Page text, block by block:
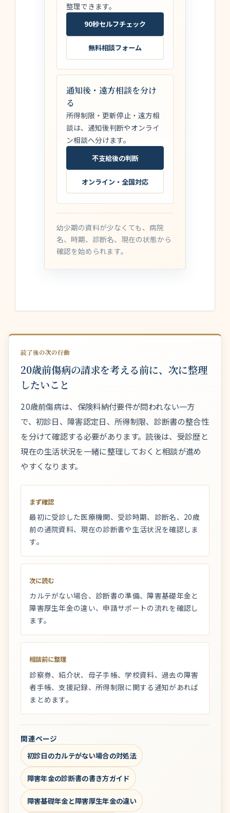
整理できます。
90秒セルフチェック
無料相談フォーム
通知後・遠方相談を分け
る
所得制限・更新停止・遠方相
談は、通知後判断やオンライ
ン相談へ分けます。
不支給後の判断
オンライン・全国対応
幼少期の資料が少なくても、病院
名、時期、診断名、現在の状態から
確認を始められます。
読了後の次の行動
20歳前傷病の請求を考える前に、次に整理
したいこと
20歳前傷病は、保険料納付要件が問われない一方
で、初診日、障害認定日、所得制限、診断書の整合性
を分けて確認する必要があります。読後は、受診歴と
現在の生活状況を一緒に整理しておくと相談が進め
やすくなります。
まず確認
最初に受診した医療機関、受診時期、診断名、20歳
前の通院資料、現在の診断書や生活状況を確認しま
す。
次に読む
カルテがない場合、診断書の準備、障害基礎年金と
障害厚生年金の違い、申請サポートの流れを確認し
ます。
相談前に整理
診察券、紹介状、母子手帳、学校資料、過去の障害
者手帳、支援記録、所得制限に関する通知があれば
まとめます。
関連ページ
初診日のカルテがない場合の対処法
障害年金の診断書の書き方ガイド
障害基礎年金と障害厚生年金の違い